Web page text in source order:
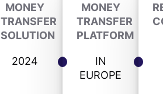
MONEY
TRANSFER
SOLUTION
2024
MONEY
TRANSFER
PLATFORM
IN
EUROPE